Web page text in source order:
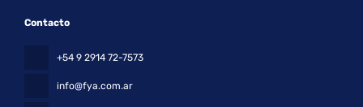
Contacto
+54 9 2914 72-7573
info@fya.com.ar